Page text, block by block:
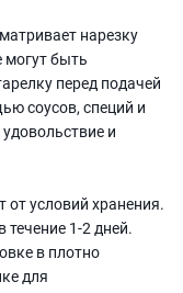
нарезку
могут быть
перед подачей
соусов, специй и
и
от условий хранения.
течение 1-2 дней.
в плотно
для